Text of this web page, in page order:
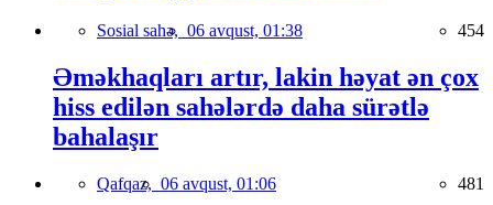
Sosial sahə, 06 avqust, 01:38 454
Əməkhaqları artır, lakin həyat ən çox
hiss edilən sahələrdə daha sürətlə
bahalaşır
Qafqaz, 06 avqust, 01:06 481